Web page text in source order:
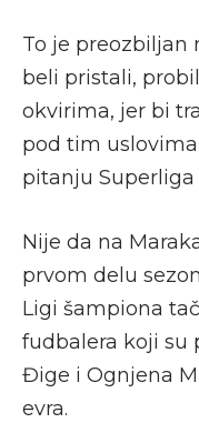
To je preozbiljan
beli pristali,
okvirima, jer bi
pod tim
pitanju Superliga
Nije da na
prvom delu
Ligi šampiona
fudbalera koji su
Đige i Ognjena
evra.